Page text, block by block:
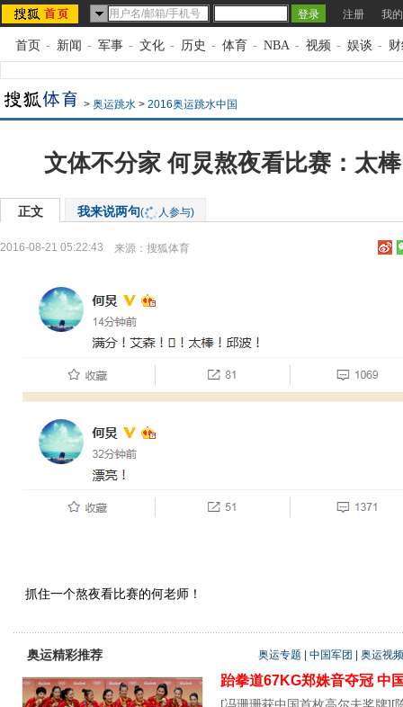
注册 我
首页 - 新闻 - 军事 - 文化 - 历史 - 体育 - NBA - 视频 - 娱谈 -
> 奥运跳水 > 2016奥运跳水中国
文体不分家 何炅熬夜看比赛：太
正文 我来说两句( 人参与)
2016-08-21 05:22:43 来源： 搜狐体育
抓住一个熬夜看比赛的何老师！
奥运精彩推荐 奥运专题 中国军团 奥运视频
跆拳道67KG郑姝音夺冠 中